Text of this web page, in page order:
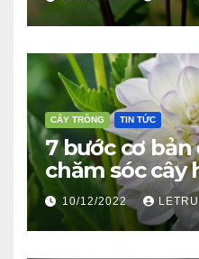
CÂY TRỒNG TIN TỨC
7 bước cơ
chăm sóc cây
ra bông đúng
10/12/2022